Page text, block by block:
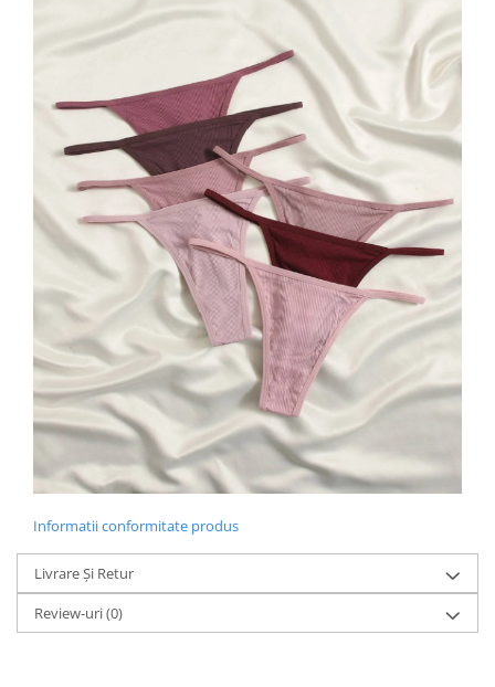
Informatii conformitate produs
Livrare Și Retur
Review-uri(0)